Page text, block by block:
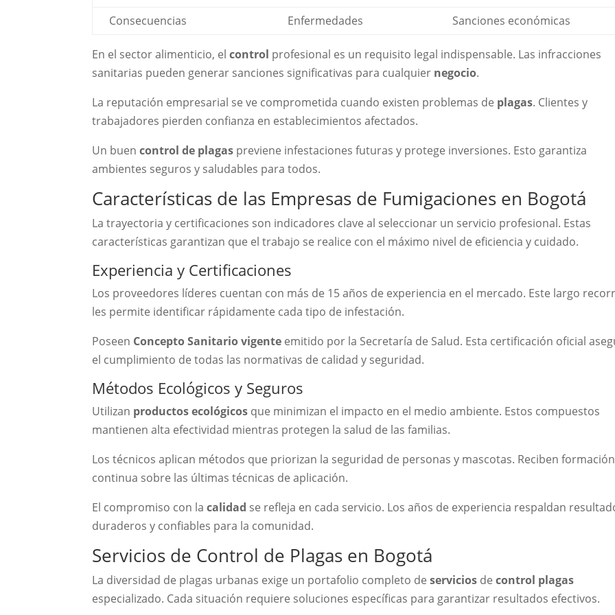
Consecuencias
Enfermedades Sanciones económicas
En el sector alimenticio, elcontrol profesional es un requisito legal indispensable. Las infracciones
sanitarias pueden generar sanciones significativas para cualquier negocio.
La reputación empresarial se ve comprometida cuando existen problemas de plagas. Clientes y
trabajadores pierden confianza en establecimientos afectados.
Un buencontrol de plagas previene infestaciones futuras y protege inversiones. Esto garantiza
ambientes seguros y saludables para todos.
Características de las Empresas de Fumigaciones en Bogotá
La trayectoria y certificaciones son indicadores clave al seleccionar un servicio profesional. Estas
características garantizan que el trabajo se realice con el máximo nivel de eficiencia y cuidado.
Experiencia y Certificaciones
Los proveedores líderes cuentan con más de 15 años de experiencia en el mercado. Este largo
les permite identificar rápidamente cada tipo de infestación.
Poseen Concepto Sanitario vigente emitido por la Secretaría de Salud. Esta certificación oficial
el cumplimiento de todas las normativas de calidad y seguridad.
Métodos Ecológicos y Seguros
Utilizan productos ecológicos que minimizan el impacto en el medio ambiente. Estos compuestos
mantienen alta efectividad mientras protegen la salud de las familias.
Los técnicos aplican métodos que priorizan la seguridad de personas y mascotas. Reciben formación
continua sobre las últimas técnicas de aplicación.
El compromiso con lacalidad se refleja en cada servicio. Los años de experiencia respaldan
duraderos y confiables para la comunidad.
Servicios de Control de Plagas en Bogotá
La diversidad de plagas urbanas exige un portafolio completo deservicios decontrol plagas
especializado. Cada situación requiere soluciones específicas para garantizar resultados efectivos.